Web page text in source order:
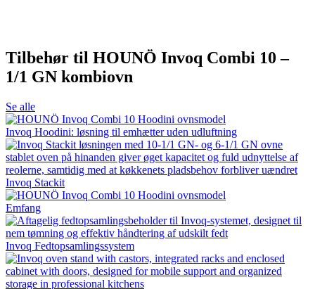
Tilbehør til HOUNÖ Invoq Combi 10 –
1/1 GN kombiovn
Se alle
Invoq Hoodini: løsning til emhætter uden udluftning
Invoq Stackit
Emfang
Invoq Fedtopsamlingssystem